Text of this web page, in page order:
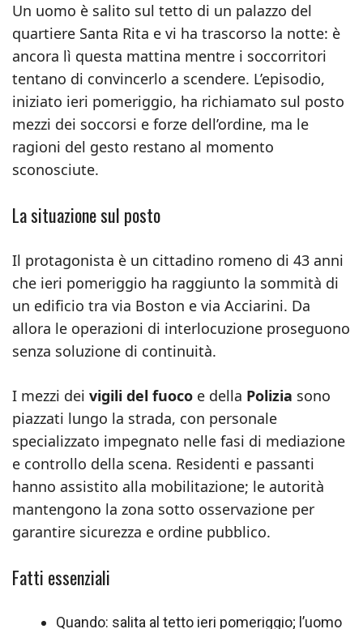
Un uomo è salito sul tetto di un palazzo del
quartiere Santa Rita e vi ha trascorso la notte: è
ancora lì questa mattina mentre i soccorritori
tentano di convincerlo a scendere. L’episodio,
iniziato ieri pomeriggio, ha richiamato sul posto
mezzi dei soccorsi e forze dell’ordine, ma le
ragioni del gesto restano al momento
sconosciute.
La situazione sul posto
Il protagonista è un cittadino romeno di 43 anni
che ieri pomeriggio ha raggiunto la sommità di
un edificio tra via Boston e via Acciarini. Da
allora le operazioni di interlocuzione proseguono
senza soluzione di continuità.
I mezzi dei vigili del fuoco e della Polizia sono
piazzati lungo la strada, con personale
specializzato impegnato nelle fasi di mediazione
e controllo della scena. Residenti e passanti
hanno assistito alla mobilitazione; le autorità
mantengono la zona sotto osservazione per
garantire sicurezza e ordine pubblico.
Fatti essenziali
Quando: salita al tetto ieri pomeriggio; l’uomo